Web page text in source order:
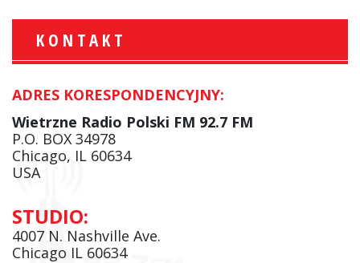
KONTAKT
ADRES KORESPONDENCYJNY:
Wietrzne Radio Polski FM 92.7 FM
P.O. BOX 34978
Chicago, IL 60634
USA
STUDIO:
4007 N. Nashville Ave.
Chicago IL 60634